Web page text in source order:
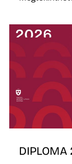
DIPLOMA